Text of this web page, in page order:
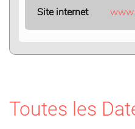
Site internet
Toutes les